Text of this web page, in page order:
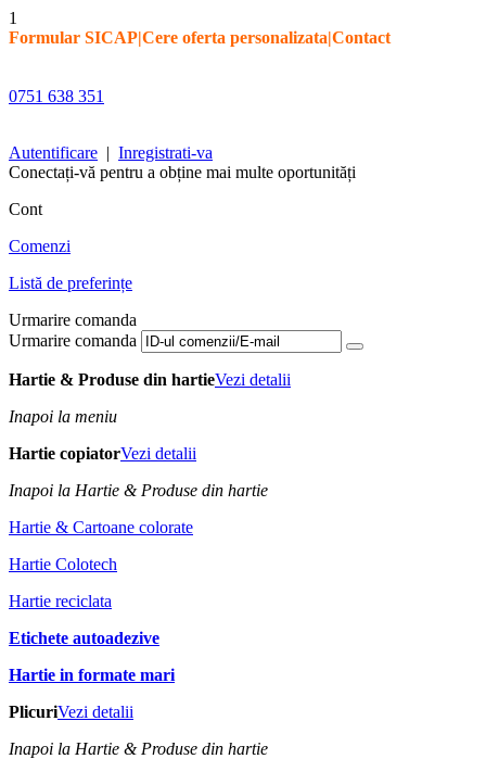
1
Formular SICAP|Cere oferta personalizata|Contact
0751 638 351
Autentificare | Inregistrati-va
Conectați-vă pentru a obține mai multe oportunități
Cont
Comenzi
Listă de preferințe
Urmarire comanda
Urmarire comanda
Hartie & Produse din hartieVezi detalii
Inapoi la meniu
Hartie copiatorVezi detalii
Inapoi la Hartie & Produse din hartie
Hartie & Cartoane colorate
Hartie Colotech
Hartie reciclata
Etichete autoadezive
Hartie in formate mari
PlicuriVezi detalii
Inapoi la Hartie & Produse din hartie